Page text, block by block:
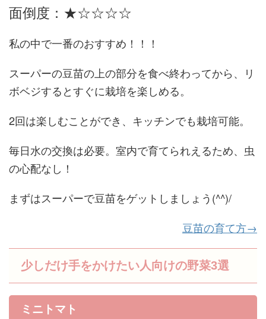
面倒度：★☆☆☆☆
私の中で一番のおすすめ！！！
スーパーの豆苗の上の部分を食べ終わってから、リ
ボベジするとすぐに栽培を楽しめる。
2回は楽しむことができ、キッチンでも栽培可能。
毎日水の交換は必要。室内で育てられえるため、虫
の心配なし！
まずはスーパーで豆苗をゲットしましょう(^^)/
豆苗の育て方→
少しだけ手をかけたい人向けの野菜3選
ミニトマト